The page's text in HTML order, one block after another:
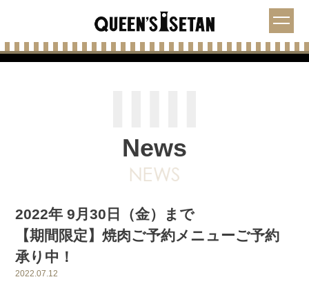
News
2022年 9月30日（金）まで
【期間限定】焼肉ご予約メニューご予約
承り中！
2022.07.12